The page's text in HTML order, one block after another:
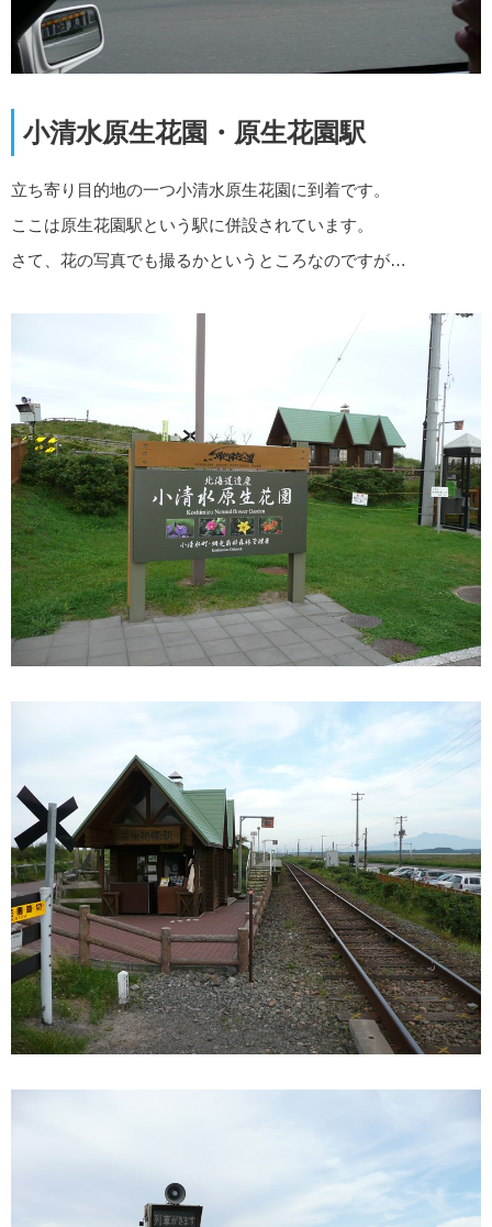
小清水原生花園・原生花園駅
立ち寄り目的地の一つ小清水原生花園に到着です。
ここは原生花園駅という駅に併設されています。
さて、花の写真でも撮るかというところなのですが…